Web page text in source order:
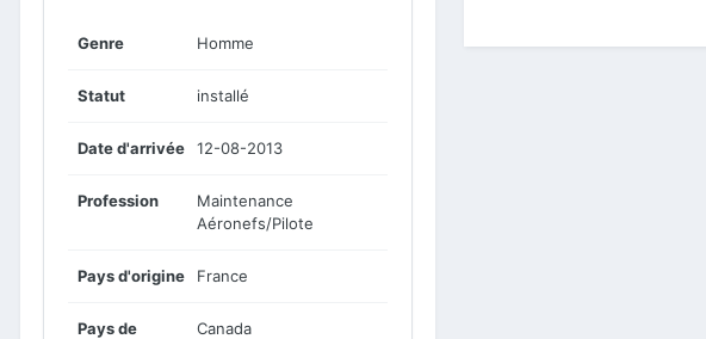
Genre Homme
Statut installé
Date d'arrivée 12-08-2013
Profession
Maintenance
Aéronefs/Pilote
Pays d'origine France
Pays de
Canada